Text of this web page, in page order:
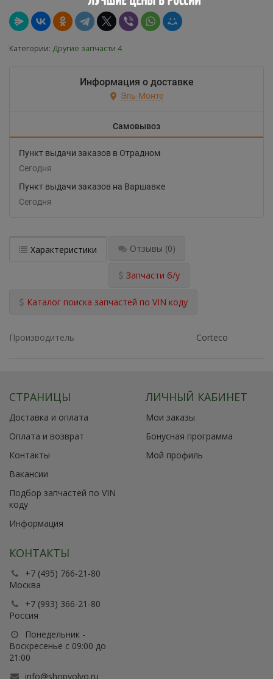
Категории: Другие запчасти 4
Информация о доставке
Эль-Монте
Самовывоз
Пункт выдачи заказов в Отрадном
Сегодня
Пункт выдачи заказов на Варшавке
Сегодня
Характеристики Отзывы (0)
Запчасти б/у
Каталог поиска запчастей по VIN коду
Производитель Corteco
СТРАНИЦЫ
Доставка и оплата
Оплата и возврат
Контакты
Вакансии
Подбор запчастей по VIN
коду
Информация
ЛИЧНЫЙ КАБИНЕТ
Мои заказы
Бонусная программа
Мой профиль
КОНТАКТЫ
+7 (495) 766-21-80
Москва
+7 (993) 366-21-80
Россия
Понедельник -
Воскресенье с 09:00 до
21:00
info@shopvolvo.ru